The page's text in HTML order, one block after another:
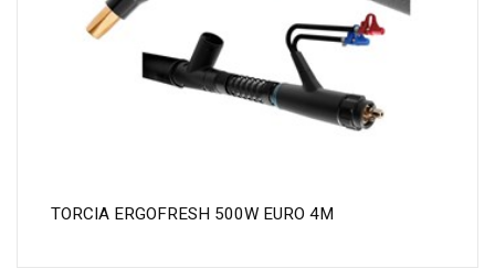
TORCIA ERGOFRESH 500W EURO 4M